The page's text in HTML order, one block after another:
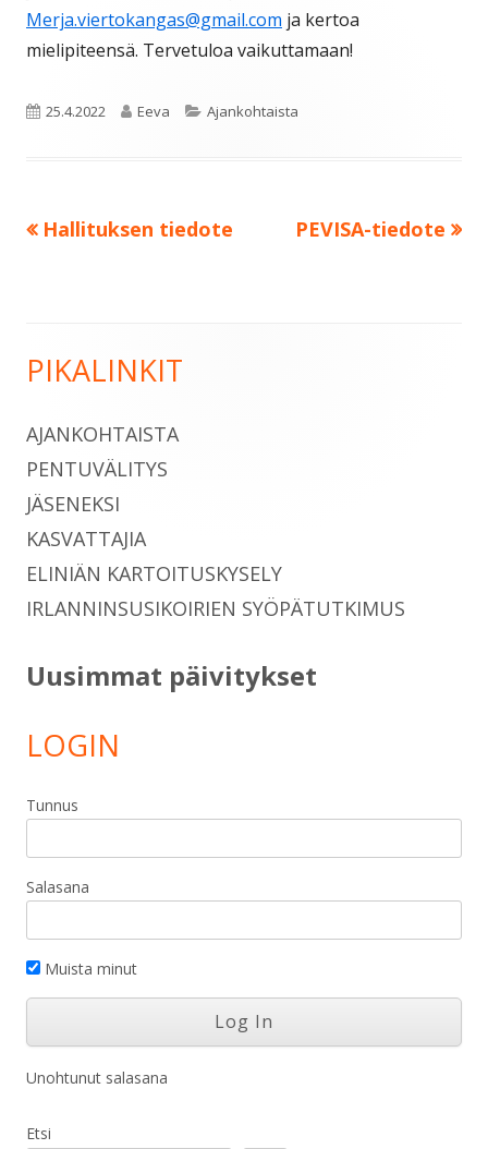
Merja.viertokangas@gmail.com ja kertoa
mielipiteensä. Tervetuloa vaikuttamaan!
Julkaistu
25.4.2022 Kirjoittaja
Eeva Kategoriat
Ajankohtaista
Artikkelien
Edellinen:
Hallituksen tiedote Seuraava:
PEVISA-tiedote
Sivupalkki
PIKALINKIT
AJANKOHTAISTA
PENTUVÄLITYS
JÄSENEKSI
KASVATTAJIA
ELINIÄN KARTOITUSKYSELY
IRLANNINSUSIKOIRIEN SYÖPÄTUTKIMUS
Uusimmat päivitykset
LOGIN
Tunnus
Salasana
Muista minut
Unohtunut salasana
Etsi